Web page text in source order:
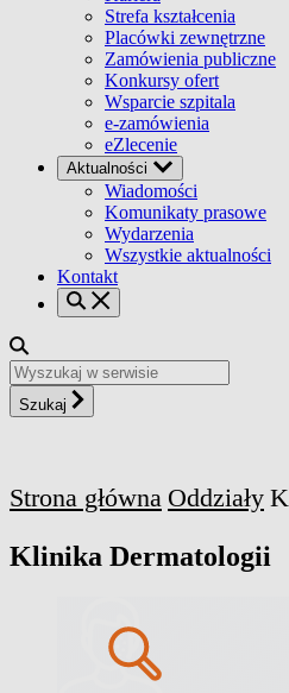
Strefa kształcenia
Placówki zewnętrzne
Zamówienia publiczne
Konkursy ofert
Wsparcie szpitala
e-zamówienia
eZlecenie
Aktualności
Wiadomości
Komunikaty prasowe
Wydarzenia
Wszystkie aktualności
Kontakt
Szukaj
Strona główna Oddziały
Klinika Dermatologii